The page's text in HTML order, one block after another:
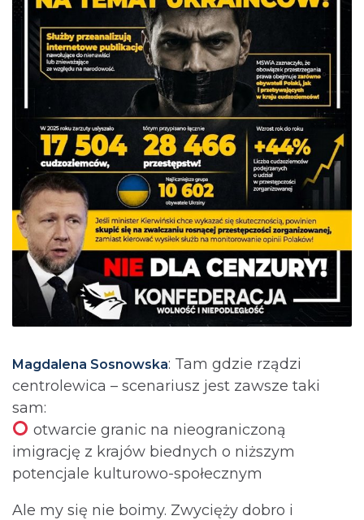
Magdalena Sosnowska: Tam gdzie rządzi
centrolewica – scenariusz jest zawsze taki
sam:
otwarcie granic na nieograniczoną
imigrację z krajów biednych o niższym
potencjale kulturowo-społecznym
Ale my się nie boimy. Zwycięży dobro i